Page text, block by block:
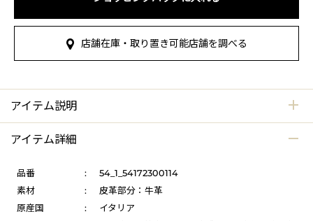
店舗在庫・取り置き可能店舗を調べる
アイテム説明
アイテム詳細
品番 :
54_1_54172300114
素材
:
皮革部分：牛革
原産国
:
イタリア